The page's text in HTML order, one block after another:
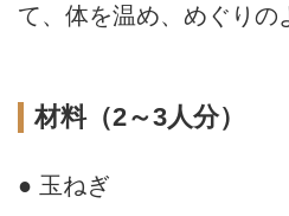
て、体を温め、めぐりの
材料（2～3人分）
● 玉ねぎ